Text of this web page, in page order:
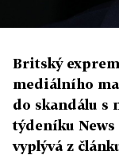
Britský
mediálního
do skandálu s
týdeníku
vyplývá z